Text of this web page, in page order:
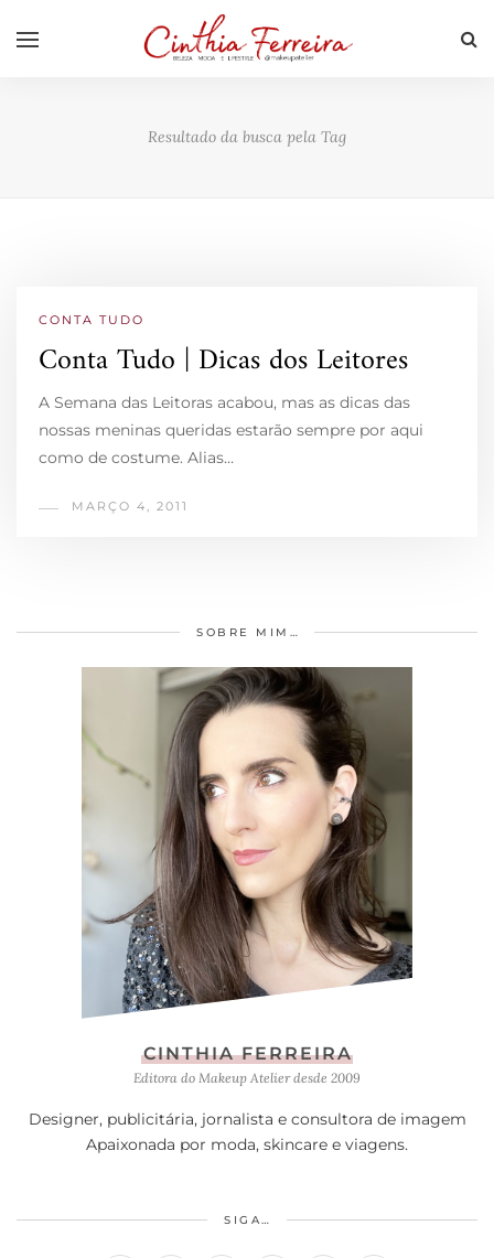
Resultado da busca pela Tag
CONTA TUDO
Conta Tudo | Dicas dos Leitores
A Semana das Leitoras acabou, mas as dicas das
nossas meninas queridas estarão sempre por aqui
como de costume. Alias…
MARÇO 4, 2011
SOBRE MIM…
CINTHIA FERREIRA
Editora do Makeup Atelier desde 2009
Designer, publicitária, jornalista e consultora de imagem
Apaixonada por moda, skincare e viagens.
SIGA…